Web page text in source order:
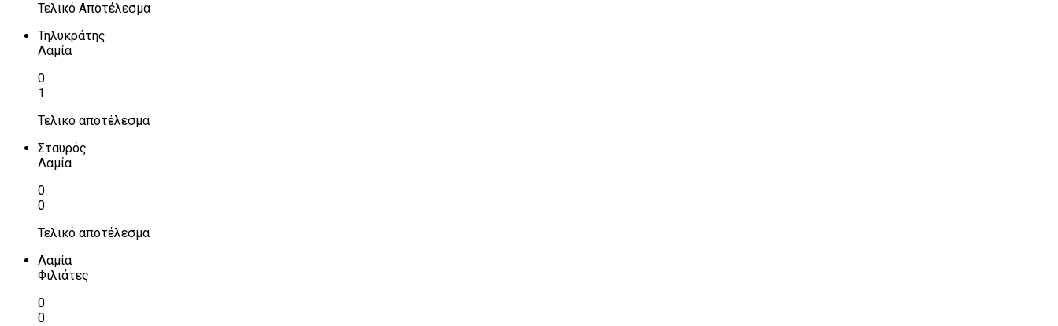
Τελικό Αποτέλεσμα
Τηλυκράτης
Λαμία
0
1
Τελικό αποτέλεσμα
Σταυρός
Λαμία
0
0
Τελικό αποτέλεσμα
Λαμία
Φιλιάτες
0
0